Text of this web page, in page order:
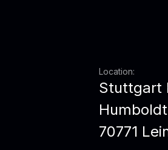
Location:
Stuttgart
70771